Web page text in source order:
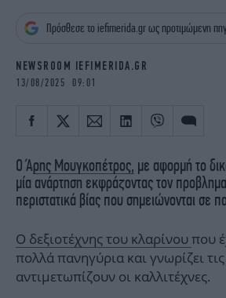
OSCARS
THE
Πρόσθεσε το iefimerida.gr ως προτιμώμενη
NEWSROOM IEFIMERIDA.GR
13/08/2025 09:01
Ο Άρης Μουγκοπέτρος, με αφορμή το
μία ανάρτηση εκφράζοντας τον
περιστατικά βίας που σημειώνονται σε
Ο δεξιοτέχνης του κλαρίνουπου
πολλά πανηγύρια και γνωρίζει
αντιμετωπίζουν οι καλλιτέχνες.